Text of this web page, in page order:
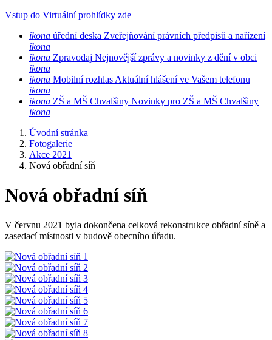
Vstup do Virtuální prohlídky zde
ikona úřední deska Zveřejňování právních předpisů a nařízení
ikona
ikona Zpravodaj Nejnovější zprávy a novinky z dění v obci
ikona
ikona Mobilní rozhlas Aktuální hlášení ve Vašem telefonu
ikona
ikona ZŠ a MŠ Chvalšiny Novinky pro ZŠ a MŠ Chvalšiny
ikona
Úvodní stránka
Fotogalerie
Akce 2021
Nová obřadní síň
Nová obřadní síň
V červnu 2021 byla dokončena celková rekonstrukce obřadní síně a
zasedací místnosti v budově obecního úřadu.